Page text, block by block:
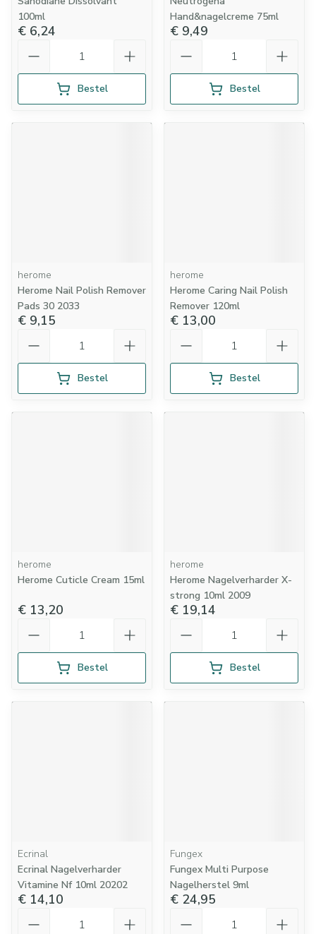
100ml
€ 6,24
Bestel
Hand&nagelcreme 75ml
€ 9,49
Bestel
herome
Herome Nail Polish Remover
Pads 30 2033
€ 9,15
Bestel
herome
Herome Caring Nail Polish
Remover 120ml
€ 13,00
Bestel
herome
Herome Cuticle Cream 15ml
€ 13,20
Bestel
herome
Herome Nagelverharder X-
strong 10ml 2009
€ 19,14
Bestel
Ecrinal
Ecrinal Nagelverharder
Vitamine Nf 10ml 20202
€ 14,10
Fungex
Fungex Multi Purpose
Nagelherstel 9ml
€ 24,95